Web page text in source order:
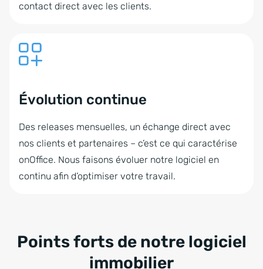
contact direct avec les clients.
Évolution continue
Des releases mensuelles, un échange direct avec
nos clients et partenaires – c’est ce qui caractérise
onOffice. Nous faisons évoluer notre logiciel en
continu afin d’optimiser votre travail.
Points forts de notre logiciel
immobilier